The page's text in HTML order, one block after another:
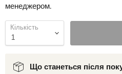
менеджером.
Кількість
Що станеться після